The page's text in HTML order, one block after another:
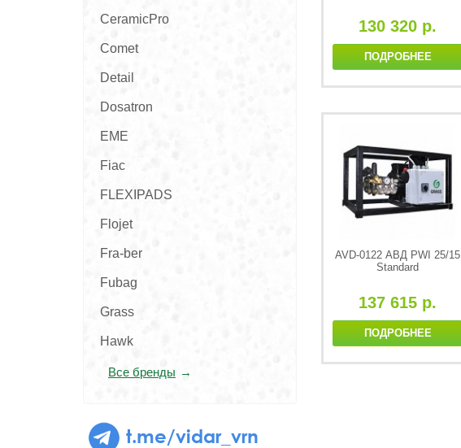
CeramicPro
Comet
Detail
Dosatron
EME
Fiac
FLEXIPADS
Flojet
Fra-ber
Fubag
Grass
Hawk
Все бренды
t.me/vidar_vrn
130 320 р.
ПОДРОБНЕЕ
AVD-0122 АВД PWI 25/15
Standard
137 615 р.
ПОДРОБНЕЕ